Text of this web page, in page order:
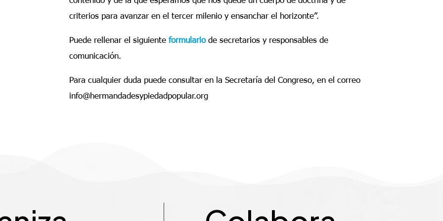
criterios para avanzar en el tercer milenio y ensanchar el horizonte”.
Puede rellenar el siguiente formulariode secretarios y responsables de
comunicación.
Para cualquier duda puede consultar en la Secretaría del Congreso, en el correo
info@hermandadesypiedadpopular.org